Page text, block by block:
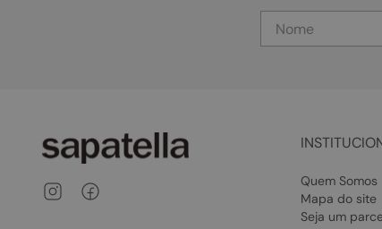
Quem Somos
Mapa do site
Seja um